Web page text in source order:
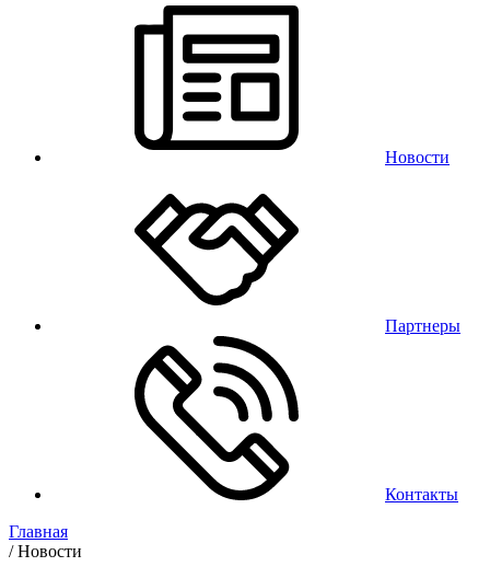
Новости
Партнеры
Контакты
Главная
/Новости